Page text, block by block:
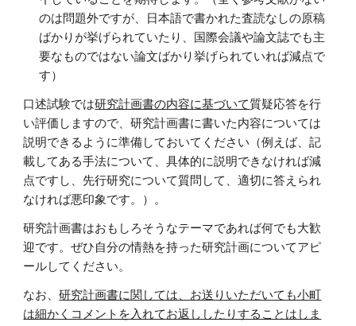
のは問題外ですが、日本語で書かれた査読なしの原稿
ばかりが挙げられていたり、国際会議や論文誌でも主
要なものではない論文ばかり挙げられていれば減点で
す）
口述試験では研究計画書の内容に基づいて質疑応答を行
い評価しますので、研究計画書に書いた内容については
説明できるように準備しておいてください（例えば、記
載してある手法について、具体的に説明できなければ減
点ですし、先行研究について質問して、適切に答えられ
なければ悪印象です。）。
研究計画書はおもしろそうなテーマであれば何でも大歓
迎です。ぜひ自分の情熱を持った研究計画についてアピ
ールしてください。
なお、研究計画書に関しては、お送りいただいても小町
は細かくコメントを入れてお返ししたりすることはしま